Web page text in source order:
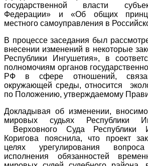
государственной власти
Федерации» и «Об общих
местного самоуправления в
В процессе заседания был
внесении изменений в некоторые
Республики Ингушетия», в
полномочиям органов
РФ в сфере отношений,
окружающей среды, относится
по Положению, утверждаемому
Докладывая об изменении,
мировых судьях Республики
Верховного Суда Республики
Коригова пояснила, что проект
целях урегулирования
исполнения обязанностей